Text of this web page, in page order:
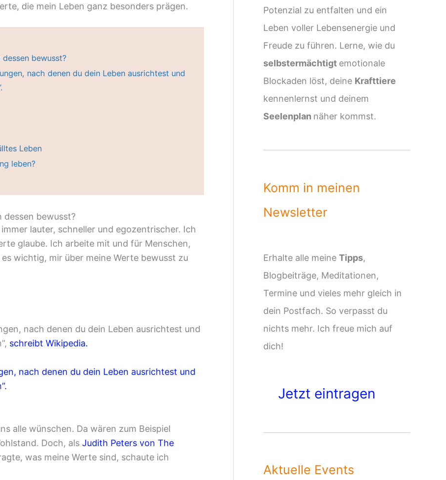
die mein Leben ganz besonders prägen.
bewusst?
nach denen du dein Leben ausrichtest und
Leben
leben?
dessen bewusst?
lauter, schneller und egozentrischer. Ich
glaube. Ich arbeite mit und für Menschen,
wichtig, mir über meine Werte bewusst zu
nach denen du dein Leben ausrichtest und
schreibt Wikipedia.
nach denen du dein Leben ausrichtest und
alle wünschen. Da wären zum Beispiel
Doch, als Judith Peters von The
was meine Werte sind, schaute ich
Potenzial zu entfalten und ein
Leben voller Lebensenergie und
Freude zu führen. Lerne, wie du
selbstermächtigt emotionale
Blockaden löst, deine Krafttiere
kennenlernst und deinem
Seelenplan näher kommst.
Komm in meinen
Newsletter
Erhalte alle meine Tipps,
Blogbeiträge, Meditationen,
Termine und vieles mehr gleich in
dein Postfach. So verpasst du
nichts mehr. Ich freue mich auf
dich!
Jetzt eintragen
Aktuelle Events